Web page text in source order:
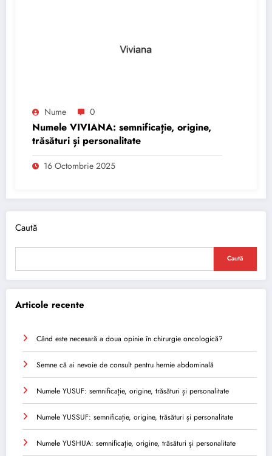
Nume 0
Numele VIVIANA: semnificație, origine,
trăsături și personalitate
16 Octombrie 2025
Caută
Caută
Articole recente
Când este necesară a doua opinie în chirurgie oncologică?
Semne că ai nevoie de consult pentru hernie abdominală
Numele YUSUF: semnificație, origine, trăsături și personalitate
Numele YUSSUF: semnificație, origine, trăsături și personalitate
Numele YUSHUA: semnificație, origine, trăsături și personalitate